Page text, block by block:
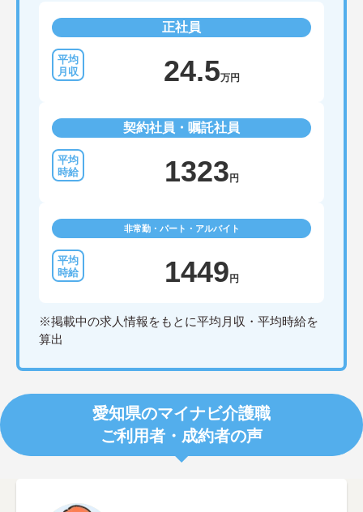
正社員
24.5万円
契約社員・嘱託社員
1323 円
非常勤・パート・アルバイト
1449 円
※掲載中の求人情報をもとに平均月収・平均時給を
算出
愛知県のマイナビ介護職
ご利用者・成約者の声